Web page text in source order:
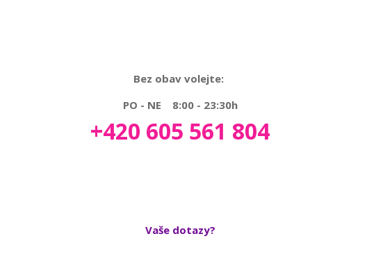
Bez obav volejte:
PO - NE 8:00 - 23:30h
+420 605 561 804
Vaše dotazy?